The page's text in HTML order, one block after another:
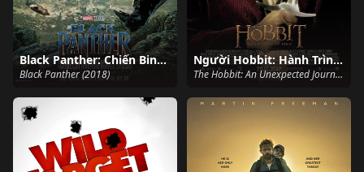
Black Panther: Chiến Binh Báo Đen
Black Panther (2018)
Người Hobbit: Hành Trình Vô Định
The Hobbit: An Unexpected Journey (2012)